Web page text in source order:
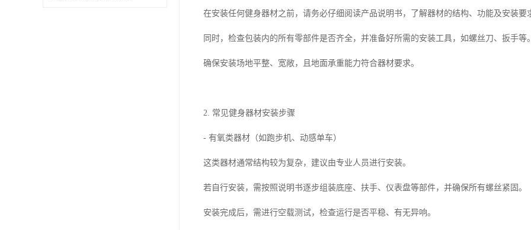
在安装任何健身器材之前，请务必仔细阅读产品说明书，了解器材的结构、功能及安装要
同时，检查包装内的所有零部件是否齐全，并准备好所需的安装工具，如螺丝刀、扳手等
确保安装场地平整、宽敞，且地面承重能力符合器材要求。
2. 常见健身器材安装步骤
- 有氧类器材（如跑步机、动感单车）
这类器材通常结构较为复杂，建议由专业人员进行安装。
若自行安装，需按照说明书逐步组装底座、扶手、仪表盘等部件，并确保所有螺丝紧固。
安装完成后，需进行空载测试，检查运行是否平稳、有无异响。